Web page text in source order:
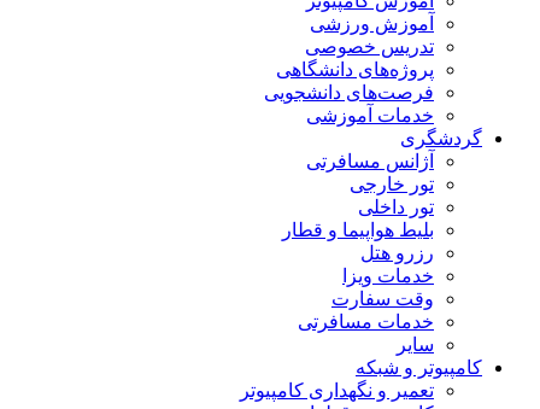
آموزش ورزشی
تدریس خصوصی
پروژه‌های دانشگاهی
فرصت‌های دانشجویی
خدمات آموزشی
گردشگری
آژانس مسافرتی
تور خارجی
تور داخلی
بلیط هواپیما و قطار
رزرو هتل
خدمات ویزا
وقت سفارت
خدمات مسافرتی
سایر
کامپیوتر و شبکه
تعمیر و نگهداری کامپیوتر